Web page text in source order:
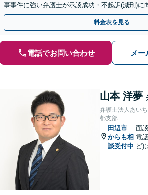
事事件に強い弁護士が示談成功・不起訴(減刑)に
トします。【加害者側の相談専門】
料金表を見る
電話でお問い合わせ メ
山本 洋夢
弁護士法人あい
都支部
田辺市
からも相
談受付中
面
電
ど)